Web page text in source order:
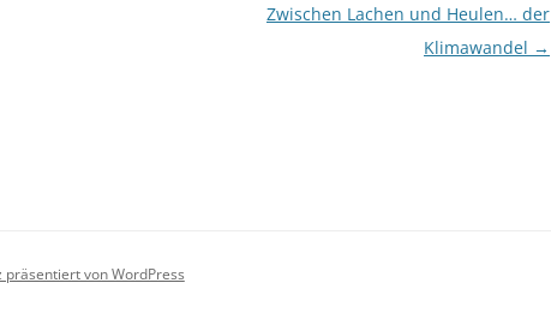
Zwischen Lachen und Heulen… der
Klimawandel →
präsentiert von WordPress